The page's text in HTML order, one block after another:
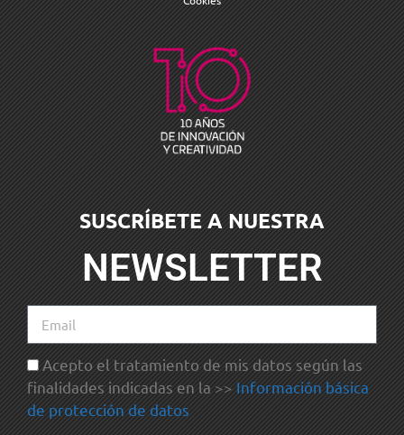
SUSCRÍBETE A NUESTRA
NEWSLETTER
Acepto el tratamiento de mis datos según las
finalidades indicadas en la >> Información básica
de protección de datos